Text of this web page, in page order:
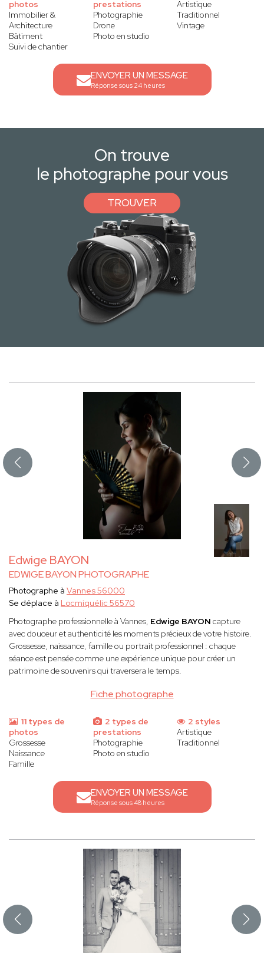
photos
Immobilier &
Architecture
Bâtiment
Suivi de chantier
prestations
Photographie
Drone
Photo en studio
Artistique
Traditionnel
Vintage
ENVOYER UN MESSAGE
Réponse sous 24 heures
On trouve
le photographe pour vous
TROUVER
Edwige BAYON
EDWIGE BAYON PHOTOGRAPHE
Fiche photographe
Photographe à Vannes 56000
Se déplace à Locmiquélic 56570
Photographe professionnelle à Vannes, Edwige BAYON capture
avec douceur et authenticité les moments précieux de votre histoire.
Grossesse, naissance, famille ou portrait professionnel : chaque
séance est pensée comme une expérience unique pour créer un
patrimoine de souvenirs qui traversera le temps.
11 types de
photos
Grossesse
Naissance
Famille
2 types de
prestations
Photographie
Photo en studio
2 styles
Artistique
Traditionnel
ENVOYER UN MESSAGE
Réponse sous 48 heures